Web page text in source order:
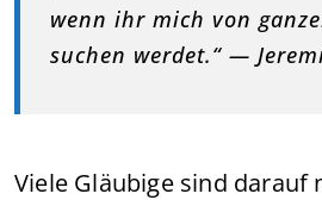
wenn ihr mich von
suchen werdet.“ —
Viele Gläubige sind darauf